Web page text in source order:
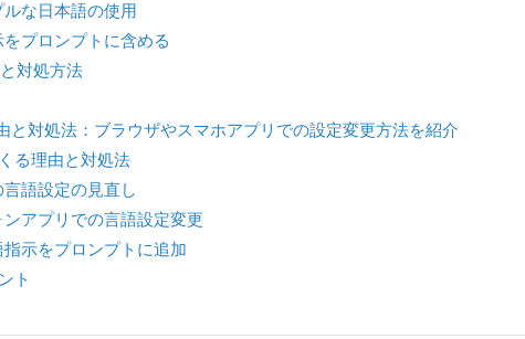
な日本語の使用
プロンプトに含める
対処方法
と対処法：ブラウザやスマホアプリでの設定変更方法を紹介
る理由と対処法
語設定の見直し
アプリでの言語設定変更
示をプロンプトに追加
ト